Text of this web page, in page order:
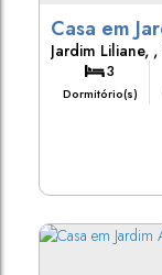
Jardim Liliane ,
3
Dormitório(s)